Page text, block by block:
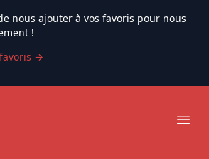
nous ajouter à vos favoris pour nous
!
→